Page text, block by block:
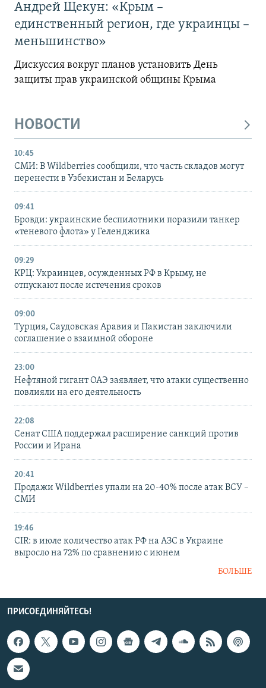
Андрей Щекун: «Крым –
единственный регион, где украинцы –
меньшинство»
Дискуссия вокруг планов установить День
защиты прав украинской общины Крыма
НОВОСТИ
10:45
СМИ: В Wildberries сообщили, что часть складов могут
перенести в Узбекистан и Беларусь
09:41
Бровди: украинские беспилотники поразили танкер
«теневого флота» у Геленджика
09:29
КРЦ: Украинцев, осужденных РФ в Крыму, не
отпускают после истечения сроков
09:00
Турция, Саудовская Аравия и Пакистан заключили
соглашение о взаимной обороне
23:00
Нефтяной гигант ОАЭ заявляет, что атаки существенно
повлияли на его деятельность
22:08
Сенат США поддержал расширение санкций против
России и Ирана
20:41
Продажи Wildberries упали на 20-40% после атак ВСУ –
СМИ
19:46
CIR: в июле количество атак РФ на АЗС в Украине
выросло на 72% по сравнению с июнем
БОЛЬШЕ
ПРИСОЕДИНЯЙТЕСЬ!